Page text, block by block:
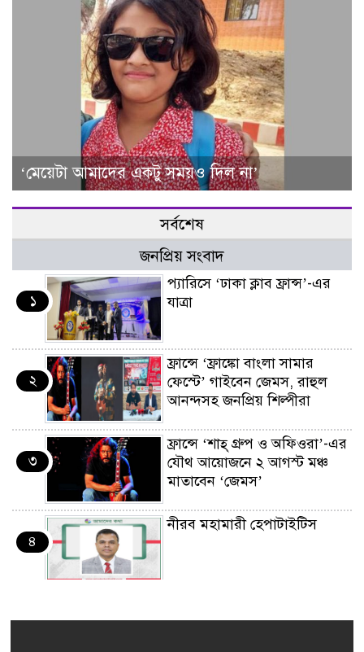
‘মেয়েটা আমাদের একটু সময়ও দিল না’
সর্বশেষ
জনপ্রিয় সংবাদ
১
প্যারিসে ‘ঢাকা ক্লাব ফ্রান্স’-এর
যাত্রা
২
ফ্রান্সে ‘ফ্রাঙ্কো বাংলা সামার
ফেস্টে’ গাইবেন জেমস, রাহুল
আনন্দসহ জনপ্রিয় শিল্পীরা
৩
ফ্রান্সে ‘শাহ্ গ্রুপ ও অফিওরা’-এর
যৌথ আয়োজনে ২ আগস্ট মঞ্চ
মাতাবেন ‘জেমস’
৪
নীরব মহামারী হেপাটাইটিস
৫
এর সম্পূর্ণ বিনামূল্যের সুশি